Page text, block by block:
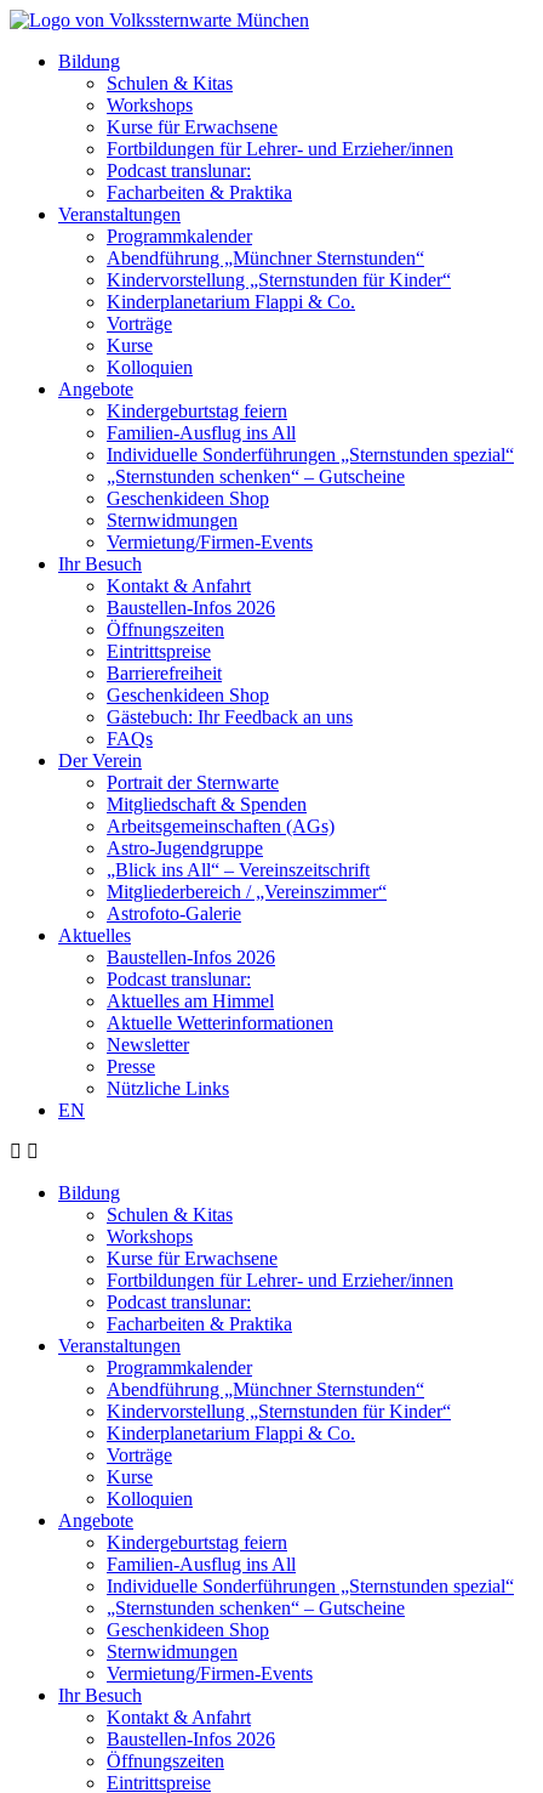
Bildung
Schulen & Kitas
Workshops
Kurse für Erwachsene
Fortbildungen für Lehrer- und Erzieher/innen
Podcast translunar:
Facharbeiten & Praktika
Veranstaltungen
Programmkalender
Abendführung „Münchner Sternstunden“
Kindervorstellung „Sternstunden für Kinder“
Kinderplanetarium Flappi & Co.
Vorträge
Kurse
Kolloquien
Angebote
Kindergeburtstag feiern
Familien-Ausflug ins All
Individuelle Sonderführungen „Sternstunden spezial“
„Sternstunden schenken“ – Gutscheine
Geschenkideen Shop
Sternwidmungen
Vermietung/Firmen-Events
Ihr Besuch
Kontakt & Anfahrt
Baustellen-Infos 2026
Öffnungszeiten
Eintrittspreise
Barrierefreiheit
Geschenkideen Shop
Gästebuch: Ihr Feedback an uns
FAQs
Der Verein
Portrait der Sternwarte
Mitgliedschaft & Spenden
Arbeitsgemeinschaften (AGs)
Astro-Jugendgruppe
„Blick ins All“ – Vereinszeitschrift
Mitgliederbereich / „Vereinszimmer“
Astrofoto-Galerie
Aktuelles
Baustellen-Infos 2026
Podcast translunar:
Aktuelles am Himmel
Aktuelle Wetterinformationen
Newsletter
Presse
Nützliche Links
EN
Bildung
Schulen & Kitas
Workshops
Kurse für Erwachsene
Fortbildungen für Lehrer- und Erzieher/innen
Podcast translunar:
Facharbeiten & Praktika
Veranstaltungen
Programmkalender
Abendführung „Münchner Sternstunden“
Kindervorstellung „Sternstunden für Kinder“
Kinderplanetarium Flappi & Co.
Vorträge
Kurse
Kolloquien
Angebote
Kindergeburtstag feiern
Familien-Ausflug ins All
Individuelle Sonderführungen „Sternstunden spezial“
„Sternstunden schenken“ – Gutscheine
Geschenkideen Shop
Sternwidmungen
Vermietung/Firmen-Events
Ihr Besuch
Kontakt & Anfahrt
Baustellen-Infos 2026
Öffnungszeiten
Eintrittspreise